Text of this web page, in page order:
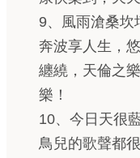
9、風雨滄桑坎
奔波享人生，
纏繞，天倫之
樂！
10、今日天很
鳥兒的歌聲都